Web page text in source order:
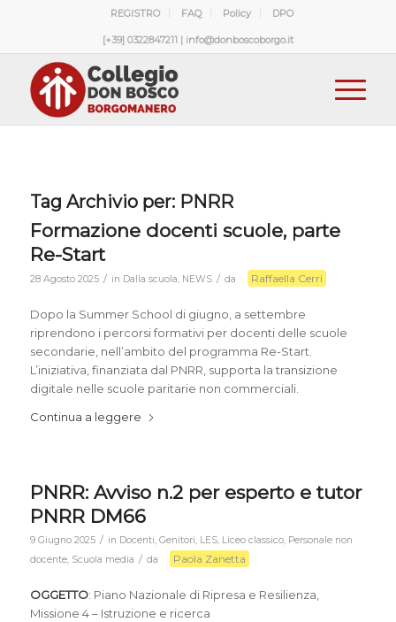
REGISTRO FAQ Policy DPO
[+39] 0322847211 | info@donboscoborgo.it
Tag Archivio per: PNRR
Formazione docenti scuole, parte
Re-Start
28 Agosto 2025 / in Dalla scuola, NEWS / da Raffaella Cerri
Dopo la Summer School di giugno, a settembre
riprendono i percorsi formativi per docenti delle scuole
secondarie, nell’ambito del programma Re-Start.
L’iniziativa, finanziata dal PNRR, supporta la transizione
digitale nelle scuole paritarie non commerciali.
Continua a leggere
PNRR: Avviso n.2 per esperto e tutor
PNRR DM66
9 Giugno 2025 / in Docenti, Genitori, LES, Liceo classico, Personale non
docente, Scuola media / da Paola Zanetta
OGGETTO: Piano Nazionale di Ripresa e Resilienza,
Missione 4 – Istruzione e ricerca